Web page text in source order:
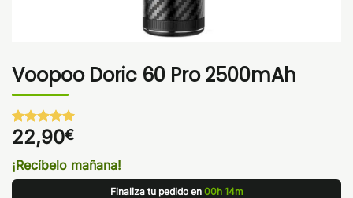
Voopoo Doric 60 Pro 2500mAh
Valorado
con5 de 5
en base a
1
valoración
de un
22,90€
¡Recíbelo mañana!
Finaliza tu pedido en 00h 14m